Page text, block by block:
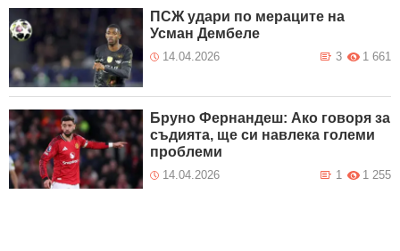
ПСЖ удари по мераците на
Усман Дембеле
14.04.2026 1 661
3
Бруно Фернандеш: Ако говоря за
съдията, ще си навлека големи
проблеми
14.04.2026 1 255
1